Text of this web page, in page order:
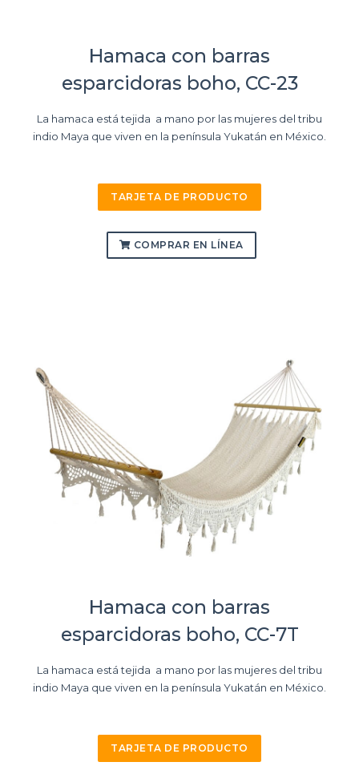
Hamaca con barras
esparcidoras boho, CC-23
La hamaca está tejida a mano por las mujeres del tribu
indio Maya que viven en la península Yukatán en México.
TARJETA DE PRODUCTO
COMPRAR EN LÍNEA
Hamaca con barras
esparcidoras boho, CC-7T
La hamaca está tejida a mano por las mujeres del tribu
indio Maya que viven en la península Yukatán en México.
TARJETA DE PRODUCTO